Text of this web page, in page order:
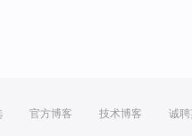
官方博客 技术博客 诚